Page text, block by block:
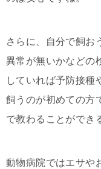
さらに、自分で飼お
異常が無いかなどの
していれば予防接種
飼うのが初めての方
で教わることができ
動物病院ではエサや